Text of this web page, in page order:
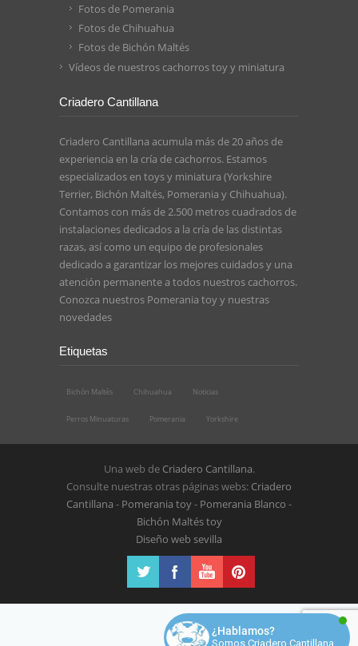
Fotos de Pomerania
Fotos de Chihuahua
Fotos de Bichón Maltés
Vídeos de nuestros cachorros toy y miniatura
Criadero Cantillana
Criadero Cantillana acumula más de 20 años de
experiencia en la cría de cachorros. Estamos
especializados en toys y miniatura (Yorkshire
Terrier, Bichón Maltés, Pomerania y Chihuahua).
Contamos con más de 2.500 metros cuadrados de
instalaciones dedicados a la cría de las distintas
razas, así como un equipo de profesionales
dedicado a garantizar los mejores cuidados y una
atención permanente a todos nuestros cachorros.
Conozca nuestros Pomerania toyy nuestras
novedades
Etiquetas
Bichón Maltés Chihuahua Noticias
Perros Minuaturas Pomerania Yorkshire
Una web de Criadero Cantillana.
Consulte nuestras otras páginas webs: Criadero
Cantillana - Pomerania toy- Pomerania Blanco -
Bichón Maltés toy
Diseño web sevilla
¿Hablamos?
Somos Criadero Cantillana